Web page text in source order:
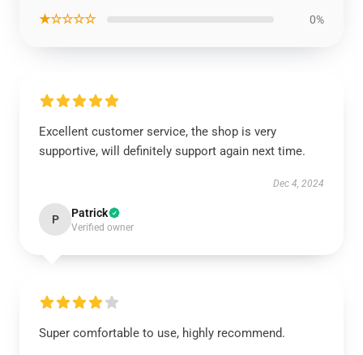
★☆☆☆☆ 0%
Excellent customer service, the shop is very
supportive, will definitely support again next time.
Dec 4, 2024
P Patrick
Verified owner
Super comfortable to use, highly recommend.